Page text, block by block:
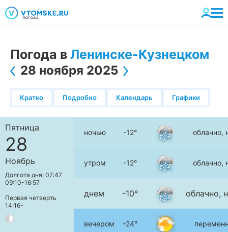
Погода в Ленинске-Кузнецком
28 ноября 2025
Кратко Подробно Календарь Графики
Пятница
28
Ноябрь
Долгота дня: 07:47
09:10-16:57
Первая четверть
14:16-
ночью -12° облачно,
утром -12° облачно,
днем -10° облачно,
вечером -24°